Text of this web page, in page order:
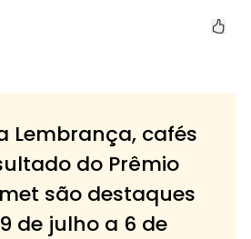
Lembrança, cafés
do Prêmio
são destaques
de julho a 6 de